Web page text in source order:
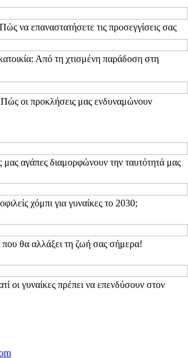
να επαναστατήσετε τις προσεγγίσεις σας
Από τη χτισμένη παράδοση στη
Πώς οι προκλήσεις μας ενδυναμώνουν
αγάπες διαμορφώνουν την ταυτότητά μας
χόμπι για γυναίκες το 2030;
θα αλλάξει τη ζωή σας σήμερα!
οι γυναίκες πρέπει να επενδύσουν στον